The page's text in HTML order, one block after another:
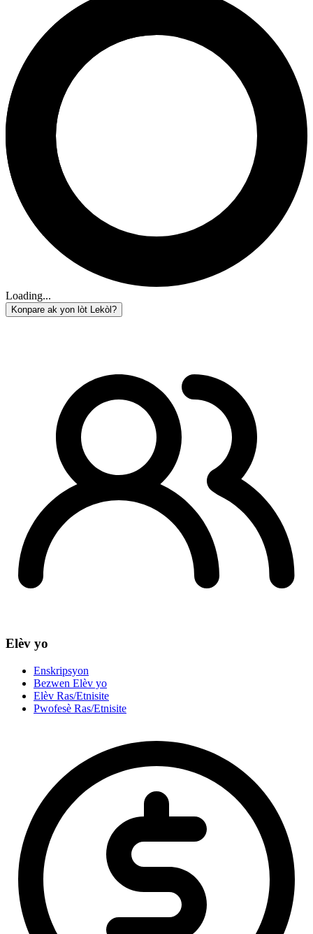
Loading...
Konpare ak yon lòt Lekòl?
Elèv yo
Enskripsyon
Bezwen Elèv yo
Elèv Ras/Etnisite
Pwofesè Ras/Etnisite